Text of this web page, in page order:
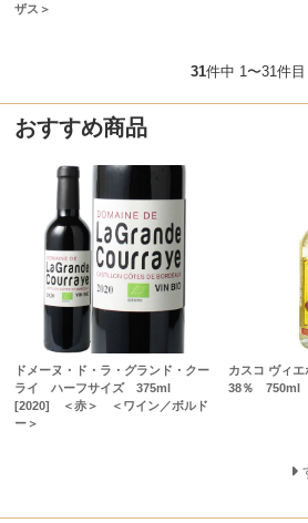
ザス＞
31件中 1〜31件目
おすすめ商品
ドメーヌ・ド・ラ・グランド・クー
ライ ハーフサイズ 375ml
[2020] ＜赤＞ ＜ワイン／ボルド
ー＞
カスコ ヴィ
38％ 750ml